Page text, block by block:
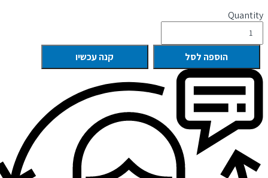
Quantity
הוספה לסל קנה עכשיו